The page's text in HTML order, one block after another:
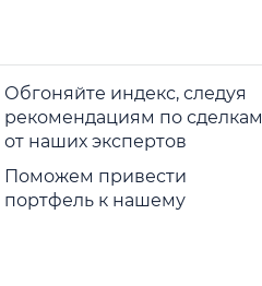
Обгоняйте индекс, следуя
рекомендациям по сделкам
от наших экспертов
Поможем привести
портфель к нашему